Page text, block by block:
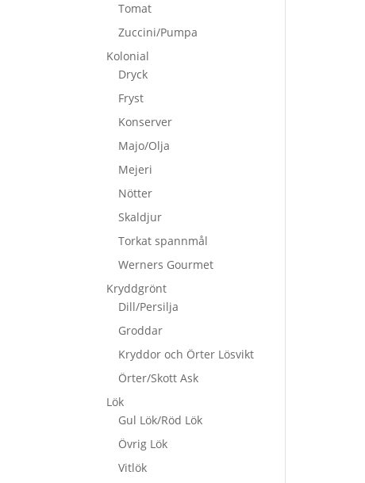
Tomat
Zuccini/Pumpa
Kolonial
Dryck
Fryst
Konserver
Majo/Olja
Mejeri
Nötter
Skaldjur
Torkat spannmål
Werners Gourmet
Kryddgrönt
Dill/Persilja
Groddar
Kryddor och Örter Lösvikt
Örter/Skott Ask
Lök
Gul Lök/Röd Lök
Övrig Lök
Vitlök